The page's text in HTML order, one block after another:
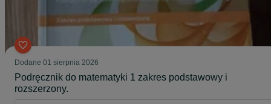
Dodane 01 sierpnia 2026
Podręcznik do matematyki 1 zakres podstawowy i
rozszerzony.